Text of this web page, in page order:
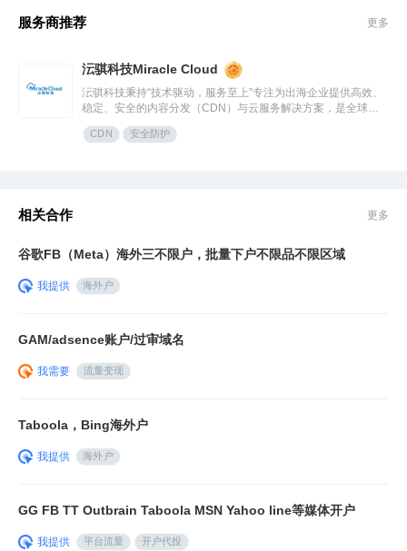
服务商推荐 更多
沄骐科技Miracle Cloud
沄骐科技秉持“技术驱动，服务至上”专注为出海企业提供高效、
稳定、安全的内容分发（CDN）与云服务解决方案，是全球边
缘云领导者Fastly中国区首个合作伙伴。团队由业内资深专家组
成，拥有大规模分布式架构服务经验，提供全流程技术支持与定
CDN 安全防护
相关合作 更多
谷歌FB（Meta）海外三不限户，批量下户不限品不限区域
我提供 海外户
GAM/adsence账户/过审域名
我需要 流量变现
Taboola，Bing海外户
我提供 海外户
GG FB TT Outbrain Taboola MSN Yahoo line等媒体开户
我提供 平台流量 开户代投